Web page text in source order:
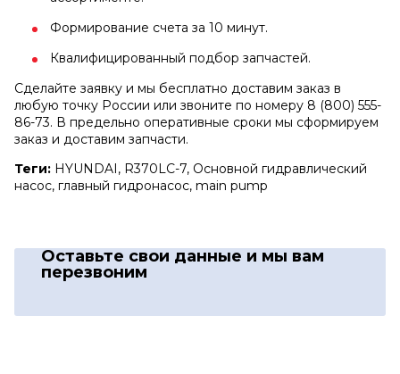
Формирование счета за 10 минут.
Квалифицированный подбор запчастей.
Сделайте заявку и мы бесплатно доставим заказ в
любую точку России или звоните по номеру 8 (800) 555-
86-73. В предельно оперативные сроки мы сформируем
заказ и доставим запчасти.
Теги: HYUNDAI, R370LC-7, Основной гидравлический
насос, главный гидронасос, main pump
Оставьте свои данные и мы вам
перезвоним